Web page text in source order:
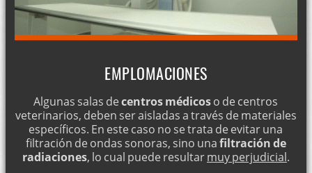
EMPLOMACIONES
Algunas salas decentros médicoso de centros
veterinarios, deben ser aisladas a través de materiales
específicos. En este caso no se trata de evitar una
filtración de ondas sonoras, sino unafiltración de
radiaciones, lo cual puede resultarmuy perjudicial.